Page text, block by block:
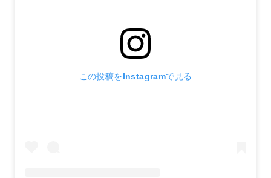
この投稿をInstagramで見る